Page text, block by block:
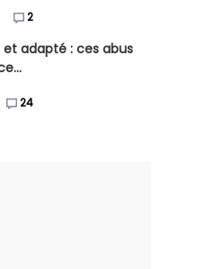
2
adapté : ces abus
24